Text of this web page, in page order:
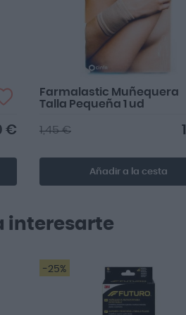
€
Farmalastic Muñequera
Talla Pequeña 1 ud
1,45 €
Añadir a la cesta
interesarte
-25%